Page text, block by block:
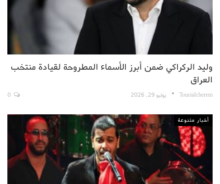
وليد الركراكي ضمن أبرز الأسماء المطروحة لقيادة منتخب
العراق
TouriaIcherem يوليو 29, 2026
أخبار متنوعة